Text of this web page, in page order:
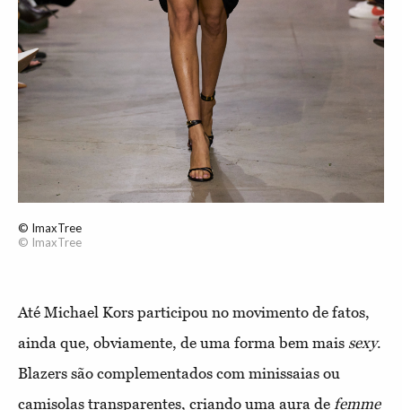
© ImaxTree
© ImaxTree
Até Michael Kors participou no movimento de fatos,
ainda que, obviamente, de uma forma bem mais sexy.
Blazers são complementados com minissaias ou
camisolas transparentes, criando uma aura de femme